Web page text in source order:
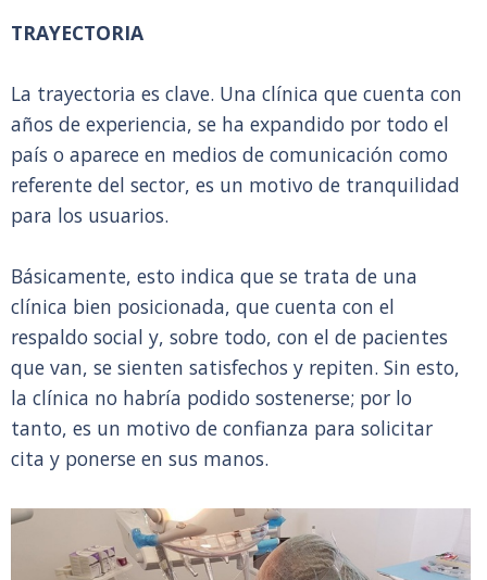
TRAYECTORIA
La trayectoria es clave. Una clínica que cuenta con
años de experiencia, se ha expandido por todo el
país o aparece en medios de comunicación como
referente del sector, es un motivo de tranquilidad
para los usuarios.
Básicamente, esto indica que se trata de una
clínica bien posicionada, que cuenta con el
respaldo social y, sobre todo, con el de pacientes
que van, se sienten satisfechos y repiten. Sin esto,
la clínica no habría podido sostenerse; por lo
tanto, es un motivo de confianza para solicitar
cita y ponerse en sus manos.